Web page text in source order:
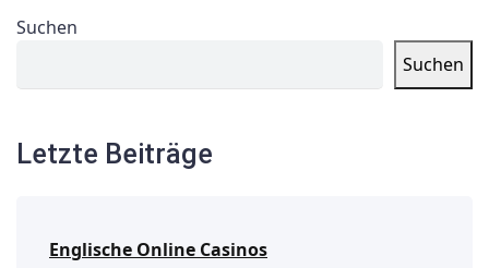
Suchen
Suchen
Letzte Beiträge
Englische Online Casinos